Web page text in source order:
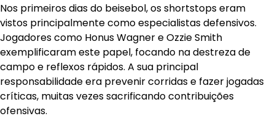
Nos primeiros dias do beisebol, os shortstops eram
vistos principalmente como especialistas defensivos.
Jogadores como Honus Wagner e Ozzie Smith
exemplificaram este papel, focando na destreza de
campo e reflexos rápidos. A sua principal
responsabilidade era prevenir corridas e fazer jogadas
críticas, muitas vezes sacrificando contribuições
ofensivas.